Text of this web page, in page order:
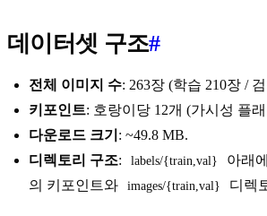
데이터셋 구조#
전체 이미지 수: 263장 (학습 210장 /
키포인트: 호랑이당 12개 (가시성 플
다운로드 크기 : ~49.8 MB.
디렉토리 구조: labels/{train,val}
아래
의 키포인트와
images/{train,val} 디렉